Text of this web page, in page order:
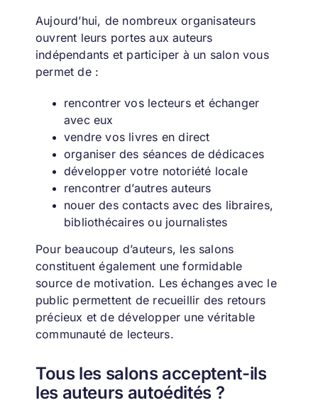
Aujourd’hui, de nombreux organisateurs
ouvrent leurs portes aux auteurs
indépendants et participer à un salon vous
permet de :
rencontrer vos lecteurs et échanger
avec eux
vendre vos livres en direct
organiser des séances de dédicaces
développer votre notoriété locale
rencontrer d’autres auteurs
nouer des contacts avec des libraires,
bibliothécaires ou journalistes
Pour beaucoup d’auteurs, les salons
constituent également une formidable
source de motivation. Les échanges avec le
public permettent de recueillir des retours
précieux et de développer une véritable
communauté de lecteurs.
Tous les salons acceptent-ils
les auteurs autoédités ?